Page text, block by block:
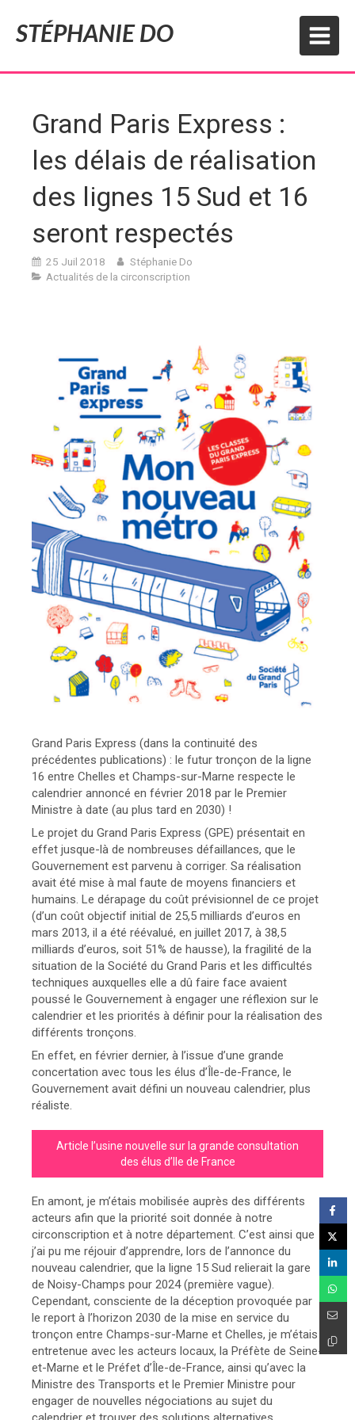
STÉPHANIE DO
Grand Paris Express :
les délais de réalisation
des lignes 15 Sud et 16
seront respectés
25 Juil 2018
Stéphanie Do
Actualités de la circonscription
Grand Paris Express (dans la continuité des
précédentes publications) : le futur tronçon de la ligne
16 entre Chelles et Champs-sur-Marne respecte le
calendrier annoncé en février 2018 par le Premier
Ministre à date (au plus tard en 2030) !
Le projet du Grand Paris Express (GPE) présentait en
effet jusque-là de nombreuses défaillances, que le
Gouvernement est parvenu à corriger. Sa réalisation
avait été mise à mal faute de moyens financiers et
humains. Le dérapage du coût prévisionnel de ce projet
(d’un coût objectif initial de 25,5 milliards d’euros en
mars 2013, il a été réévalué, en juillet 2017, à 38,5
milliards d’euros, soit 51% de hausse), la fragilité de la
situation de la Société du Grand Paris et les difficultés
techniques auxquelles elle a dû faire face avaient
poussé le Gouvernement à engager une réflexion sur le
calendrier et les priorités à définir pour la réalisation des
différents tronçons.
En effet, en février dernier, à l’issue d’une grande
concertation avec tous les élus d’Île-de-France, le
Gouvernement avait défini un nouveau calendrier, plus
réaliste.
Article l’usine nouvelle sur la grande consultation
des élus d’Ile de France
En amont, je m’étais mobilisée auprès des différents
acteurs afin que la priorité soit donnée à notre
circonscription et à notre département. C’est ainsi que
j’ai pu me réjouir d’apprendre, lors de l’annonce du
nouveau calendrier, que la ligne 15 Sud relierait la gare
de Noisy-Champs pour 2024 (première vague).
Cependant, consciente de la déception provoquée par
le report à l’horizon 2030 de la mise en service du
tronçon entre Champs-sur-Marne et Chelles, je m’étais
entretenue avec les acteurs locaux, la Préfète de Seine-
et-Marne et le Préfet d’Île-de-France, ainsi qu’avec la
Ministre des Transports et le Premier Ministre pour
engager de nouvelles négociations au sujet du